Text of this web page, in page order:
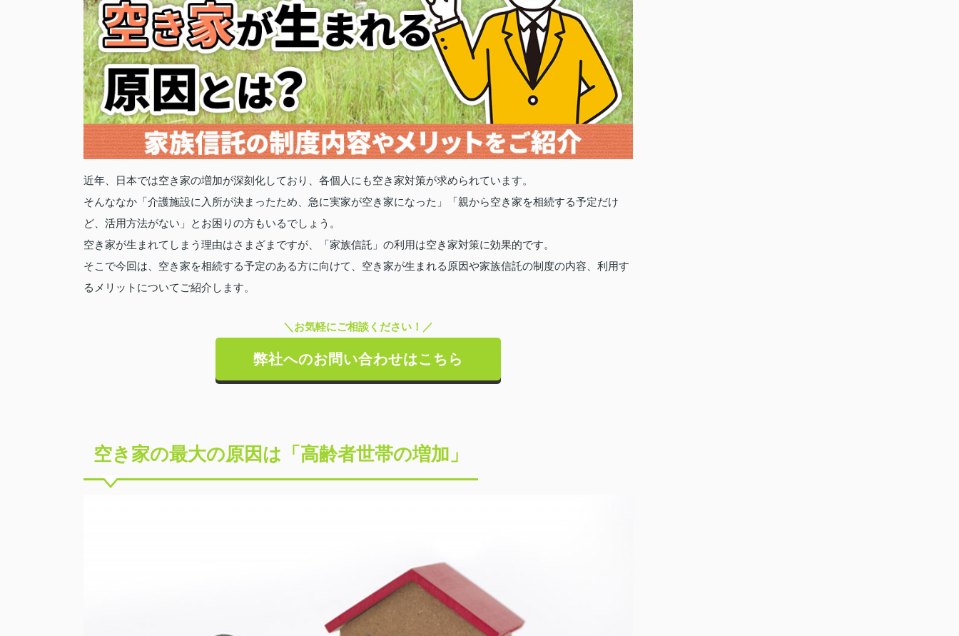
近年、日本では空き家の増加が深刻化しており、各個人にも空き家対策が求められています。
そんななか「介護施設に入所が決まったため、急に実家が空き家になった」「親から空き家を相続する予定だけ
ど、活用方法がない」とお困りの方もいるでしょう。
空き家が生まれてしまう理由はさまざまですが、「家族信託」の利用は空き家対策に効果的です。
そこで今回は、空き家を相続する予定のある方に向けて、空き家が生まれる原因や家族信託の制度の内容、利用す
るメリットについてご紹介します。
＼お気軽にご相談ください！／
弊社へのお問い合わせはこちら
空き家の最大の原因は「高齢者世帯の増加」